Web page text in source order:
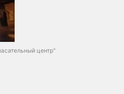
центр"